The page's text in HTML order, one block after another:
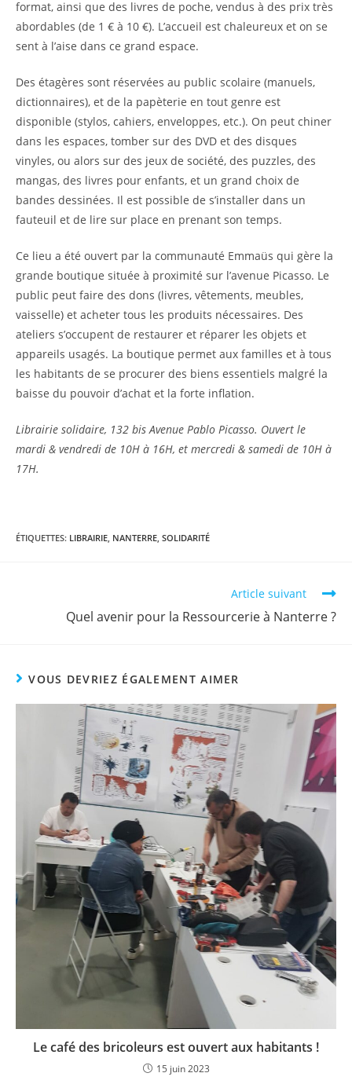
format, ainsi que des livres de poche, vendus à des prix très
abordables (de 1 € à 10 €). L’accueil est chaleureux et on se
sent à l’aise dans ce grand espace.
Des étagères sont réservées au public scolaire (manuels,
dictionnaires), et de la papèterie en tout genre est
disponible (stylos, cahiers, enveloppes, etc.). On peut chiner
dans les espaces, tomber sur des DVD et des disques
vinyles, ou alors sur des jeux de société, des puzzles, des
mangas, des livres pour enfants, et un grand choix de
bandes dessinées. Il est possible de s’installer dans un
fauteuil et de lire sur place en prenant son temps.
Ce lieu a été ouvert par la communauté Emmaüs qui gère la
grande boutique située à proximité sur l’avenue Picasso. Le
public peut faire des dons (livres, vêtements, meubles,
vaisselle) et acheter tous les produits nécessaires. Des
ateliers s’occupent de restaurer et réparer les objets et
appareils usagés. La boutique permet aux familles et à tous
les habitants de se procurer des biens essentiels malgré la
baisse du pouvoir d’achat et la forte inflation.
Librairie solidaire, 132 bis Avenue Pablo Picasso. Ouvert le
mardi & vendredi de 10H à 16H, et mercredi & samedi de 10H à
17H.
ÉTIQUETTES: LIBRAIRIE, NANTERRE, SOLIDARITÉ
Article suivant
Quel avenir pour la Ressourcerie à Nanterre ?
VOUS DEVRIEZ ÉGALEMENT AIMER
Le café des bricoleurs est ouvert aux habitants !
15 juin 2023